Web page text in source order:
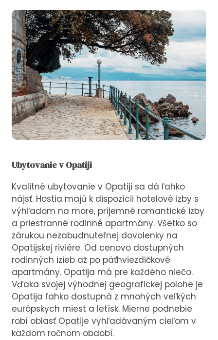
Ubytovanie v Opatiji
Kvalitné ubytovanie v Opatiji sa dá ľahko
nájsť. Hostia majú k dispozícii hotelové izby s
výhľadom na more, príjemné romantické izby
a priestranné rodinné apartmány. Všetko so
zárukou nezabudnuteľnej dovolenky na
Opatijskej riviére. Od cenovo dostupných
rodinných izieb až po päťhviezdičkové
apartmány. Opatija má pre každého niečo.
Vďaka svojej výhodnej geografickej polohe je
Opatija ľahko dostupná z mnohých veľkých
európskych miest a letísk. Mierne podnebie
robí oblasť Opatije vyhľadávaným cieľom v
každom ročnom období.